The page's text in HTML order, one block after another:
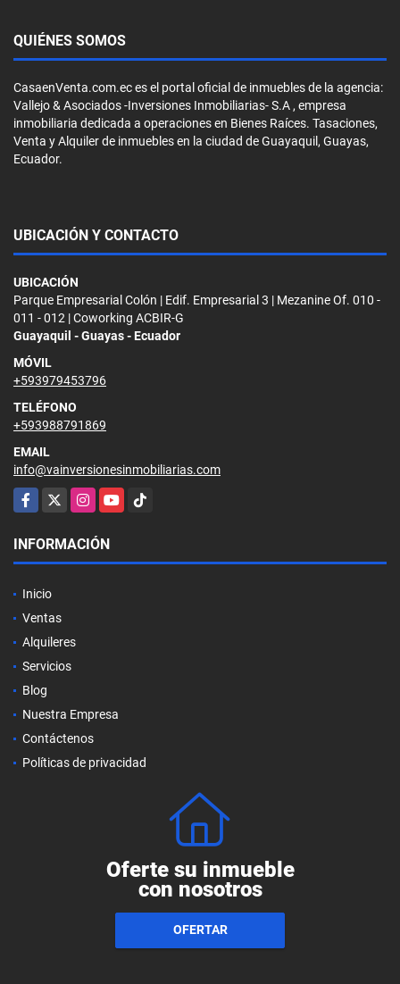
QUIÉNES SOMOS
CasaenVenta.com.ec es el portal oficial de inmuebles de la agencia:
Vallejo & Asociados -Inversiones Inmobiliarias- S.A , empresa
inmobiliaria dedicada a operaciones en Bienes Raíces. Tasaciones,
Venta y Alquiler de inmuebles en la ciudad de Guayaquil, Guayas,
Ecuador.
UBICACIÓN Y CONTACTO
UBICACIÓN
Parque Empresarial Colón | Edif. Empresarial 3 | Mezanine Of. 010 -
011 - 012 | Coworking ACBIR-G
Guayaquil - Guayas - Ecuador
MÓVIL
+593979453796
TELÉFONO
+593988791869
EMAIL
info@vainversionesinmobiliarias.com
Facebook
X InstagramYouTubeTikTok
INFORMACIÓN
Inicio
Ventas
Alquileres
Servicios
Blog
Nuestra Empresa
Contáctenos
Políticas de privacidad
Oferte su inmueble
con nosotros
OFERTAR